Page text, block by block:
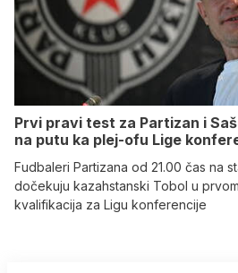
Prvi pravi test za Partizan i
na putu ka plej-ofu Lige
Fudbaleri Partizana od 21.00 čas na
dočekuju kazahstanski Tobol u
kvalifikacija za Ligu konferencije